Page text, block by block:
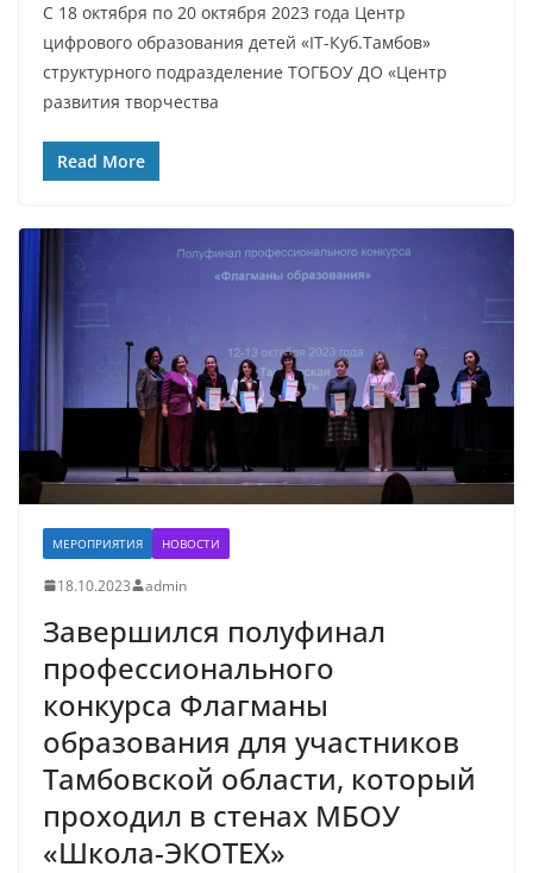
С 18 октября по 20 октября 2023 года Центр
цифрового образования детей «IT-Куб.Тамбов»
структурного подразделение ТОГБОУ ДО «Центр
развития творчества
Read More
МЕРОПРИЯТИЯ НОВОСТИ
18.10.2023 admin
Завершился полуфинал
профессионального
конкурса Флагманы
образования для участников
Тамбовской области, который
проходил в стенах МБОУ
«Школа-ЭКОТЕХ»